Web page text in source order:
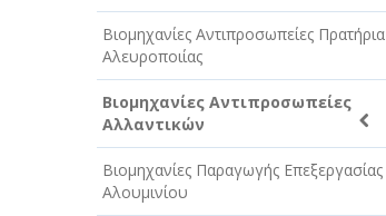
Βιομηχανίες Αντιπροσωπείες Πρατήρια
Αλευροποιίας
Βιομηχανίες Αντιπροσωπείες
Αλλαντικών
Βιομηχανίες Παραγωγής Επεξεργασίας
Αλουμινίου